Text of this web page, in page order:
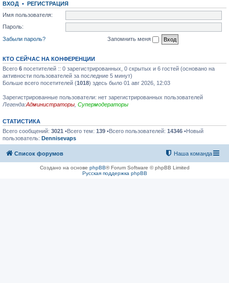
ВХОД • РЕГИСТРАЦИЯ
Имя пользователя:
Пароль:
Забыли пароль?
Запомнить меня
КТО СЕЙЧАС НА КОНФЕРЕНЦИИ
Всего 6 посетителей :: 0 зарегистрированных, 0 скрытых и 6 гостей (основано на
активности пользователей за последние 5 минут)
Больше всего посетителей (1018) здесь было 01 авг 2026, 12:03
Зарегистрированные пользователи: нет зарегистрированных пользователей
Легенда:Администраторы Супермодераторы
СТАТИСТИКА
Всего сообщений: 3021 •Всего тем: 139 •Всего пользователей: 14346 •Новый
пользователь: Dennisevaps
Список форумов Наша команда
Создано на основе phpBB® Forum Software © phpBB Limited
Русская поддержка phpBB